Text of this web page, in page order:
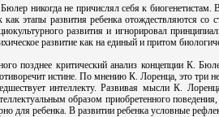
никогда не причислял себя к биогенетистам.
как этапы развития ребенка отождествляются
развития и игнорировал
развитие как на единый и притом
позднее критический анализ концепции К.
истине. По мнению К. Лоренца, это три
интеллекту. Развивая мысли К.
образом приобретенного
для ребенка. В развитии ребенка условные